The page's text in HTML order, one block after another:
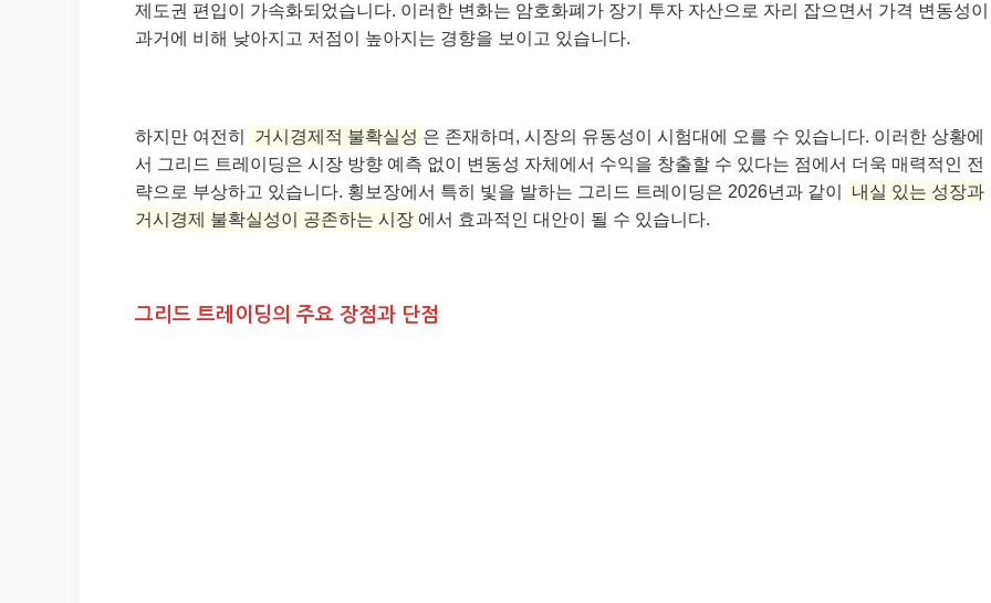
제도권 편입이 가속화되었습니다. 이러한 변화는 암호화폐가 장기 투자 자산으로 자리 잡으면서 가격 변동성이
과거에 비해 낮아지고 저점이 높아지는 경향을 보이고 있습니다.
하지만 여전히 거시경제적 불확실성 은 존재하며, 시장의 유동성이 시험대에 오를 수 있습니다. 이러한 상황에
서 그리드 트레이딩은 시장 방향 예측 없이 변동성 자체에서 수익을 창출할 수 있다는 점에서 더욱 매력적인 전
략으로 부상하고 있습니다. 횡보장에서 특히 빛을 발하는 그리드 트레이딩은 2026년과 같이
내실 있는 성장과
거시경제 불확실성이 공존하는 시장 에서 효과적인 대안이 될 수 있습니다.
그리드 트레이딩의 주요 장점과 단점